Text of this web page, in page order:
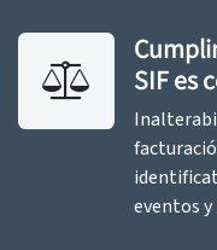
SIF es
eventos